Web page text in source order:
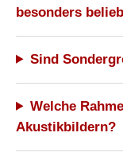
besonders
Sind
Welche
Akustikbildern?